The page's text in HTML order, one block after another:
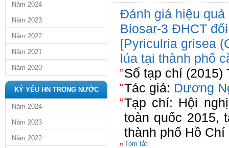
Năm 2024
Năm 2023
Năm 2022
Năm 2021
Năm 2020
KỶ YẾU HN TRONG NƯỚC
Năm 2024
Năm 2023
Năm 2022
Đánh giá hiệu
Biosar-3 ĐHCT
[Pyriculria grisea
lúa tại thành phố
Số tạp chí (2015)
Tác giả: Dương
Tạp chí: Hội
toàn quốc 2015,
thành phố Hồ
Tóm tắt